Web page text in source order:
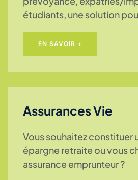
étudiants, une solution
EN SAVOIR +
Assurances Vie
Vous souhaitez constituer
épargne retraite ou vous
assurance emprunteur ?